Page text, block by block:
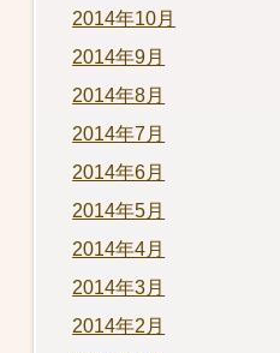
2014年10月
2014年9月
2014年8月
2014年7月
2014年6月
2014年5月
2014年4月
2014年3月
2014年2月